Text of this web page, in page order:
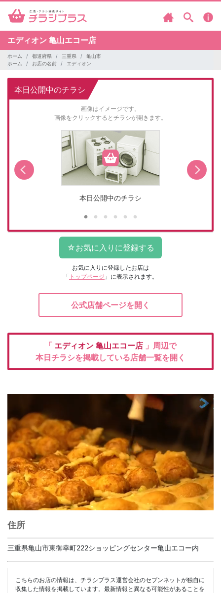
エディオン 亀山エコー店
ホーム 都道府県 三重県
亀山市
ホーム
お店の名前 エディオン
本日公開中のチラシ
画像はイメージです。
画像をクリックするとチラシが開きます。
本日公開中のチラシ
お気に入りに登録したお店は
「 トップページ 」に表示されます。
公式店舗ページを開く
「 エディオン 亀山エコー店 」周辺で
本日チラシを掲載している店舗一覧を開く
住所
三重県亀山市東御幸町222ショッピングセンター亀山エコー内
こちらのお店の情報は、チラシプラス運営会社のセブンネットが独自に
収集した情報を掲載しています。最新情報と異なる可能性があることを